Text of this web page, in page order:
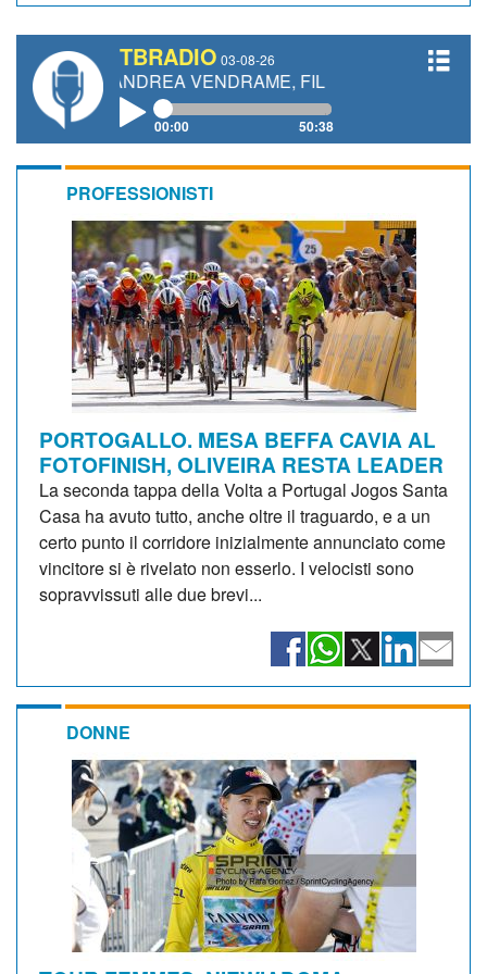
TBRADIO 03-08-26
ANDREA VENDRAME, FILIPPO FIORELLI
00:00 50:38
PROFESSIONISTI
PORTOGALLO. MESA BEFFA CAVIA AL
FOTOFINISH, OLIVEIRA RESTA LEADER
La seconda tappa della Volta a Portugal Jogos Santa
Casa ha avuto tutto, anche oltre il traguardo, e a un
certo punto il corridore inizialmente annunciato come
vincitore si è rivelato non esserlo. I velocisti sono
sopravvissuti alle due brevi...
DONNE